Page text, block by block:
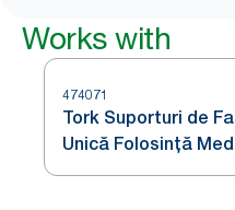
Works with
474071
Tork Suporturi de
Unică Folosință